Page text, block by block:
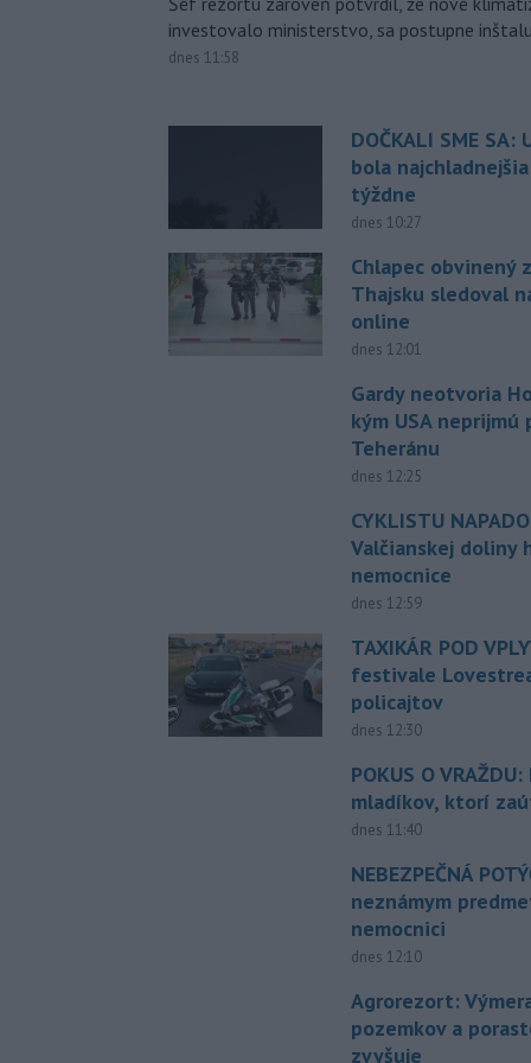
investovalo ministerstvo, sa postupne
dnes 11:58
DOČKALI SME SA:
bola
týždne
dnes 10:27
Chlapec obvinený
Thajsku sledoval
online
dnes 12:01
Gardy neotvoria
kým USA neprijmú
Teheránu
dnes 12:25
CYKLISTU
Valčianskej doliny
nemocnice
dnes 12:59
TAXIKÁR POD
festivale
policajtov
dnes 12:30
POKUS O
mladíkov, ktorí
dnes 11:40
NEBEZPEČNÁ
neznámym
nemocnici
dnes 12:10
Agrorezort:
pozemkov a
zvyšuje